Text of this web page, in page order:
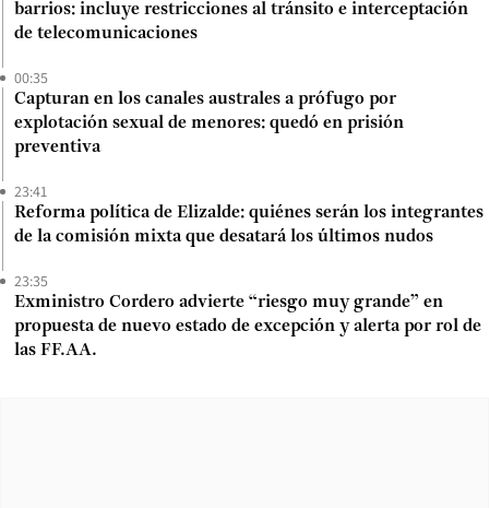
barrios: incluye restricciones al tránsito e interceptación
de telecomunicaciones
00:35
Capturan en los canales australes a prófugo por
explotación sexual de menores: quedó en prisión
preventiva
23:41
Reforma política de Elizalde: quiénes serán los integrantes
de la comisión mixta que desatará los últimos nudos
23:35
Exministro Cordero advierte “riesgo muy grande” en
propuesta de nuevo estado de excepción y alerta por rol de
las FF.AA.